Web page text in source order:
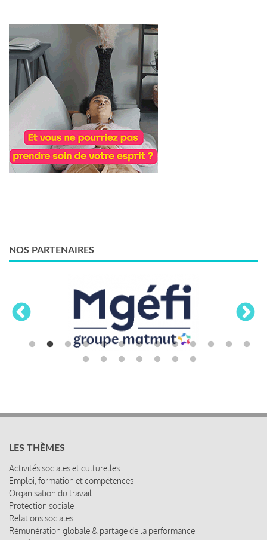
NOS PARTENAIRES
LES THÈMES
Activités sociales et culturelles
Emploi, formation et compétences
Organisation du travail
Protection sociale
Relations sociales
Rémunération globale & partage de la performance